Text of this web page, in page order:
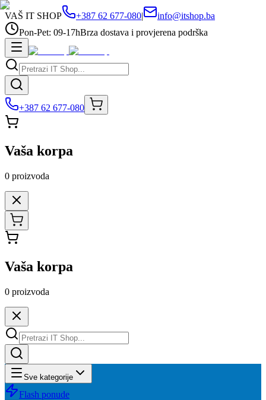
VAŠ IT SHOP +387 62 677-080|
info@itshop.ba
Pon-Pet: 09-17hBrza dostava i provjerena podrška
+387 62 677-080
Vaša korpa
0 proizvoda
Vaša korpa
0 proizvoda
Sve kategorije
Flash ponude